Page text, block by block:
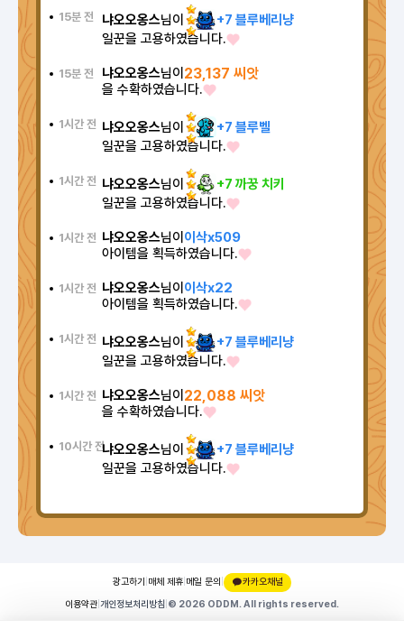
15분 전 냐오오옹스님이
+7 블루베리냥
일꾼을 고용하였습니다.
15분 전 냐오오옹스님이 23,137 씨앗
을 수확하였습니다.
1시간 전 냐오오옹스님이
+7 블루벨
일꾼을 고용하였습니다.
1시간 전 냐오오옹스님이
+7 까꿍 치키
일꾼을 고용하였습니다.
1시간 전 냐오오옹스님이 이삭x509
아이템을 획득하였습니다.
1시간 전 냐오오옹스님이 이삭x22
아이템을 획득하였습니다.
1시간 전 냐오오옹스님이
+7 블루베리냥
일꾼을 고용하였습니다.
1시간 전 냐오오옹스님이 22,088 씨앗
을 수확하였습니다.
10시간 전냐오오옹스님이
+7 블루베리냥
일꾼을 고용하였습니다.
광고하기 매체 제휴 메일 문의 |
카카오채널
이용약관 개인정보처리방침 © 2026 ODDM. All rights reserved.